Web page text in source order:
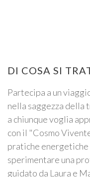
DI COSA SI
Partecipa a un
nella saggezza della
a chiunque voglia
con il "Cosmo
pratiche energetiche
sperimentare una
guidato da Laura e